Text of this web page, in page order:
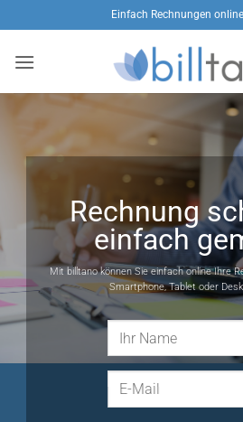
Inhalt
springen
Einfach Rechnungen
Rechnung
einfach
Mit billtano können Sie einfach online Ihre
Smartphone, Tablet oder